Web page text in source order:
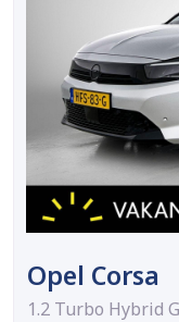
Opel Corsa
1.2 Turbo Hybrid